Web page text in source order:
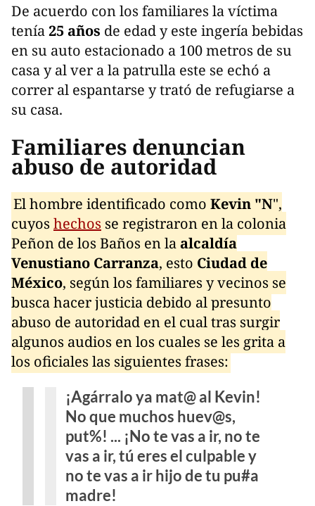
De acuerdo con los familiares la víctima
tenía25 años de edad y este ingería bebidas
en su auto estacionado a 100 metros de su
casa y al ver a la patrulla este se echó a
correr al espantarse y trató de refugiarse a
su casa.
Familiares denuncian
abuso de autoridad
El hombre identificado como Kevin "N",
cuyos hechos se registraron en la colonia
Peñon de los Baños en la alcaldía
Venustiano Carranza, esto Ciudad de
México, según los familiares y vecinos se
busca hacer justicia debido al presunto
abuso de autoridad en el cual tras surgir
algunos audios en los cuales se les grita a
los oficiales las siguientes frases:
¡Agárralo ya mat@ al Kevin!
No que muchos huev@s,
put%! ... ¡No te vas a ir, no te
vas a ir, tú eres el culpable y
no te vas a ir hijo de tu pu#a
madre!